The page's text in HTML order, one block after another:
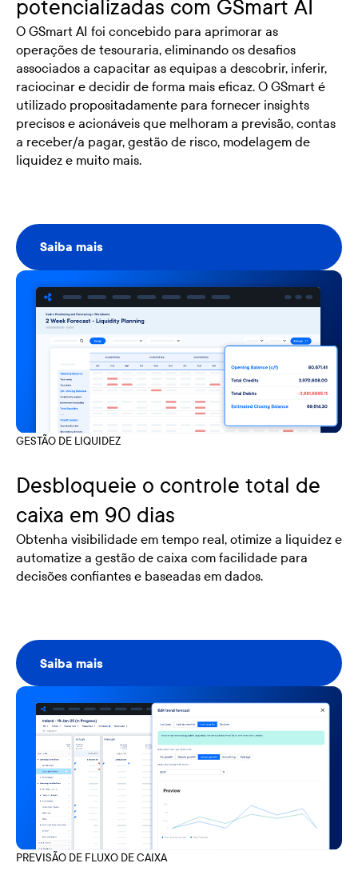
potencializadas com GSmart AI
O GSmart AI foi concebido para aprimorar as
operações de tesouraria, eliminando os desafios
associados a capacitar as equipas a descobrir, inferir,
raciocinar e decidir de forma mais eficaz. O GSmart é
utilizado propositadamente para fornecer insights
precisos e acionáveis que melhoram a previsão, contas
a receber/a pagar, gestão de risco, modelagem de
liquidez e muito mais.
Saiba mais
Saiba mais
GESTÃO DE LIQUIDEZ
Desbloqueie o controle total de
caixa em 90 dias
Obtenha visibilidade em tempo real, otimize a liquidez e
automatize a gestão de caixa com facilidade para
decisões confiantes e baseadas em dados.
Saiba mais
Saiba mais
PREVISÃO DE FLUXO DE CAIXA